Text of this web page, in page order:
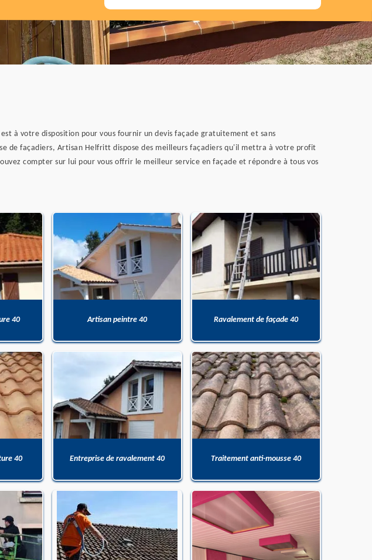
à votre disposition pour vous fournir un devis façade gratuitement et sans
de façadiers, Artisan Helfritt dispose des meilleurs façadiers qu'il mettra à votre profit
compter sur lui pour vous offrir le meilleur service en façade et répondre à tous vos
40 Artisan peintre 40 Ravalement de façade 40
40 Entreprise de ravalement 40 Traitement anti-mousse 40